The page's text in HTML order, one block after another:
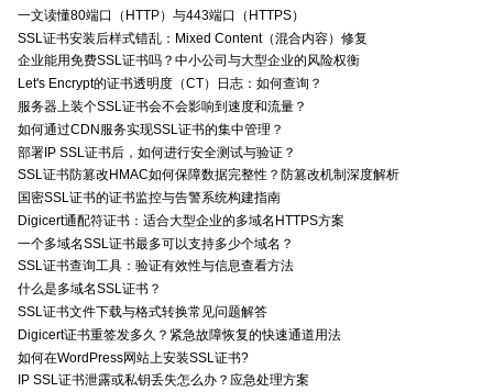
一文读懂80端口（HTTP）与443端口（HTTPS）
SSL证书安装后样式错乱：Mixed Content（混合内容）修复
企业能用免费SSL证书吗？中小公司与大型企业的风险权衡
Let's Encrypt的证书透明度（CT）日志：如何查询？
服务器上装个SSL证书会不会影响到速度和流量？
如何通过CDN服务实现SSL证书的集中管理？
部署IP SSL证书后，如何进行安全测试与验证？
SSL证书防篡改HMAC如何保障数据完整性？防篡改机制深度解析
国密SSL证书的证书监控与告警系统构建指南
Digicert通配符证书：适合大型企业的多域名HTTPS方案
一个多域名SSL证书最多可以支持多少个域名？
SSL证书查询工具：验证有效性与信息查看方法
什么是多域名SSL证书？
SSL证书文件下载与格式转换常见问题解答
Digicert证书重签发多久？紧急故障恢复的快速通道用法
如何在WordPress网站上安装SSL证书?
IP SSL证书泄露或私钥丢失怎么办？应急处理方案